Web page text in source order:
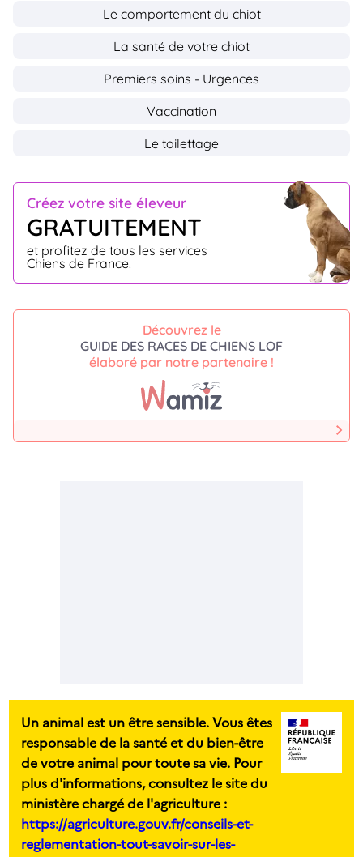
Créez votre site éleveur
GRATUITEMENT
et profitez de tous les services
Chiens de France.
Découvrez le
GUIDE DES RACES DE CHIENS LOF
élaboré par notre partenaire !
Le comportement du chiot
La santé de votre chiot
Premiers soins - Urgences
Vaccination
Le toilettage
Un animal est un être sensible. Vous êtes
responsable de la santé et du bien-être
de votre animal pour toute sa vie. Pour
plus d'informations, consultez le site du
ministère chargé de l'agriculture :
https://agriculture.gouv.fr/conseils-et-
reglementation-tout-savoir-sur-les-